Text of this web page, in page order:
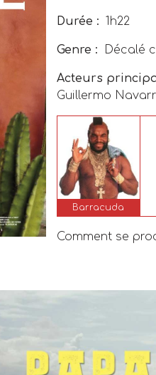
Durée : 1h22
Genre : Décalé
Acteurs
Guillermo
Barracuda
Comment se